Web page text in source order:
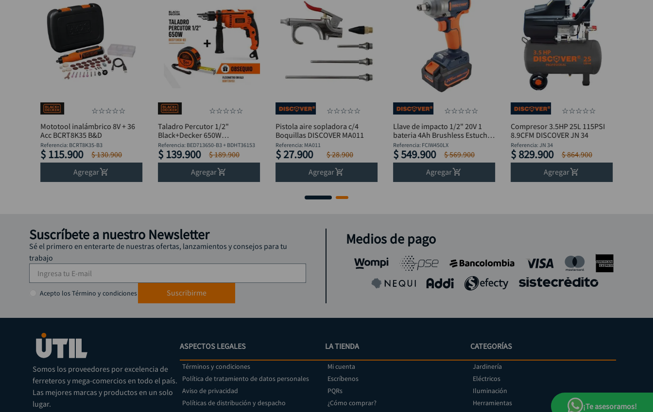
☆☆☆☆☆
Mototool inalámbrico 8V + 36
Acc BCRT8K35 B&D
Referencia: BCRT8K35-B3
$ 115.900 $130.900
Agregar
☆☆☆☆☆
Taladro Percutor 1/2"
Black+Decker 650W
BED713650-B3 + Flexómetro
Referencia: BED713650-B3 + BDHT36153
$ 139.900 $189.900
Agregar
☆☆☆☆☆
Pistola aire sopladora c/4
Boquillas DISCOVER MA011
Referencia: MA011
$ 27.900 $28.900
Agregar
☆☆☆☆☆
Llave de impacto 1/2" 20V 1
bateria 4Ah Brushless Estuche
Discover
Referencia: FCIW450LX
$549.900 $569.900
Agregar
☆☆☆☆☆
Compresor 3.5HP 25L 115PSI
8.9CFM DISCOVER JN 34
Referencia: JN 34
$ 829.900 $864.900
Agregar
Suscríbete a nuestro Newsletter
Sé el primero en enterarte de nuestras ofertas, lanzamientos y consejos para tu
trabajo
Acepto los Término y condiciones Suscribirme
Medios de pago
Somos los proveedores por excelencia de
ferreteros y mega-comercios en todo el país.
Las mejores marcas y productos en un solo
lugar.
ASPECTOS LEGALES
Términos y condiciones
Política de tratamiento de datos personales
Aviso de privacidad
Políticas de distribución y despacho
LA TIENDA
Mi cuenta
Escríbenos
PQRs
¿Cómo comprar?
CATEGORÍAS
Jardinería
Eléctricos
Iluminación
Herramientas
¡Te asesoramos!